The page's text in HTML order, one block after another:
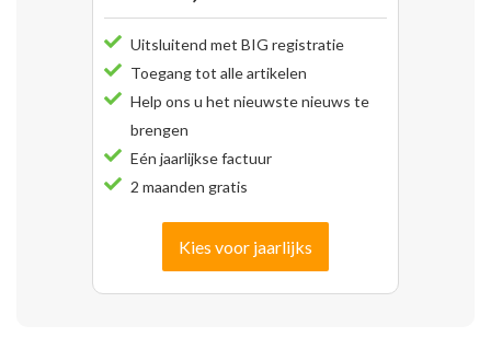
Uitsluitend met BIG registratie
Toegang tot alle artikelen
Help ons u het nieuwste nieuws te
brengen
Eén jaarlijkse factuur
2 maanden gratis
Kies voor jaarlijks